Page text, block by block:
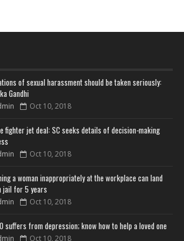
of sexual harassment should be taken seriously:
Gandhi
Oct 10, 2018
fighter jet deal: SC seeks details of decision-making
Oct 10, 2018
a woman inappropriately at the workplace can land
jail for 5 years
Oct 10, 2018
suffers from depression; know how to help a loved one
Oct 10, 2018